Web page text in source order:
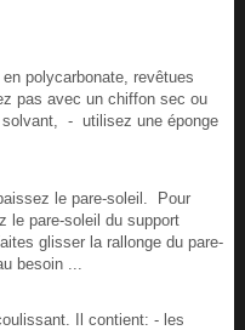
polycarbonate, revêtues
pas avec un chiffon sec ou
solvant, - utilisez une éponge
le pare-soleil. Pour
le pare-soleil du support
glisser la rallonge du pare-
besoin ...
Il contient: - les